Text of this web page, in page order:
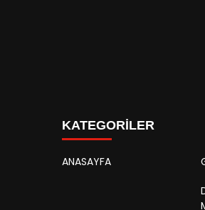
KATEGORİLER
ANASAYFA